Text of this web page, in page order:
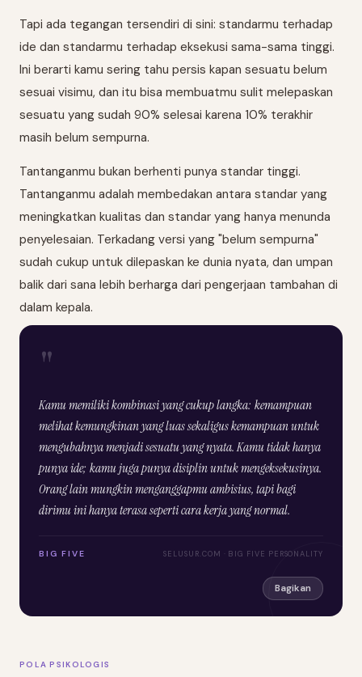
Tapi ada tegangan tersendiri di sini: standarmu terhadap
ide dan standarmu terhadap eksekusi sama-sama tinggi.
Ini berarti kamu sering tahu persis kapan sesuatu belum
sesuai visimu, dan itu bisa membuatmu sulit melepaskan
sesuatu yang sudah 90% selesai karena 10% terakhir
masih belum sempurna.
Tantanganmu bukan berhenti punya standar tinggi.
Tantanganmu adalah membedakan antara standar yang
meningkatkan kualitas dan standar yang hanya menunda
penyelesaian. Terkadang versi yang "belum sempurna"
sudah cukup untuk dilepaskan ke dunia nyata, dan umpan
balik dari sana lebih berharga dari pengerjaan tambahan di
dalam kepala.
"
Kamu memiliki kombinasi yang cukup langka: kemampuan
melihat kemungkinan yang luas sekaligus kemampuan untuk
mengubahnya menjadi sesuatu yang nyata. Kamu tidak hanya
punya ide; kamu juga punya disiplin untuk mengeksekusinya.
Orang lain mungkin menganggapmu ambisius, tapi bagi
dirimu ini hanya terasa seperti cara kerja yang normal.
BIG FIVE SELUSUR.COM · BIG FIVE PERSONALITY
Bagikan
POLA PSIKOLOGIS